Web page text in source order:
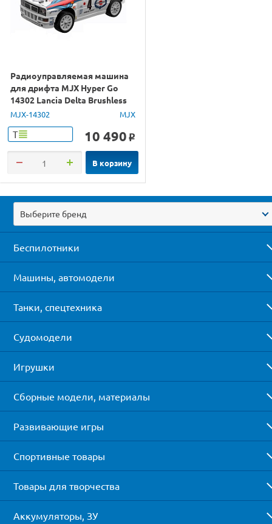
Радиоуправляемая машина
для дрифта MJX Hyper Go
14302 Lancia Delta Brushless
4WD 2.4G LED 1/14 RTR
MJX-14302 MJX
Т 10 490 o
В корзину
Выберите бренд
Беспилотники
Машины, автомодели
Танки, спецтехника
Судомодели
Игрушки
Сборные модели, материалы
Развивающие игры
Спортивные товары
Товары для творчества
Аккумуляторы, ЗУ